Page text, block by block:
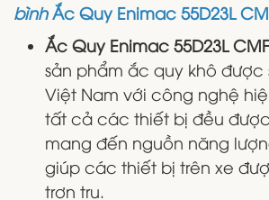
bìnhẮc Quy Enimac 55D23L
Ắc Quy Enimac 55D23L
sản phẩm ắc quy khô được
Việt Nam với công nghệ
tất cả các thiết bị đều
mang đến nguồn năng
giúp các thiết bị trên xe
trơn tru.